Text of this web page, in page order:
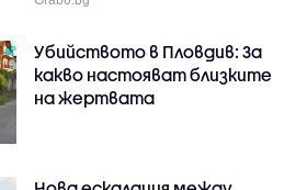
Убийството в Пловдив: За
какво настояват близките
на жертвата